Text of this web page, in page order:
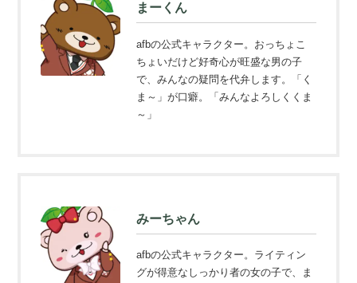
まーくん
afbの公式キャラクター。おっちょこ
ちょいだけど好奇心が旺盛な男の子
で、みんなの疑問を代弁します。「く
ま～」が口癖。「みんなよろしくくま
～」
みーちゃん
afbの公式キャラクター。ライティン
グが得意なしっかり者の女の子で、ま